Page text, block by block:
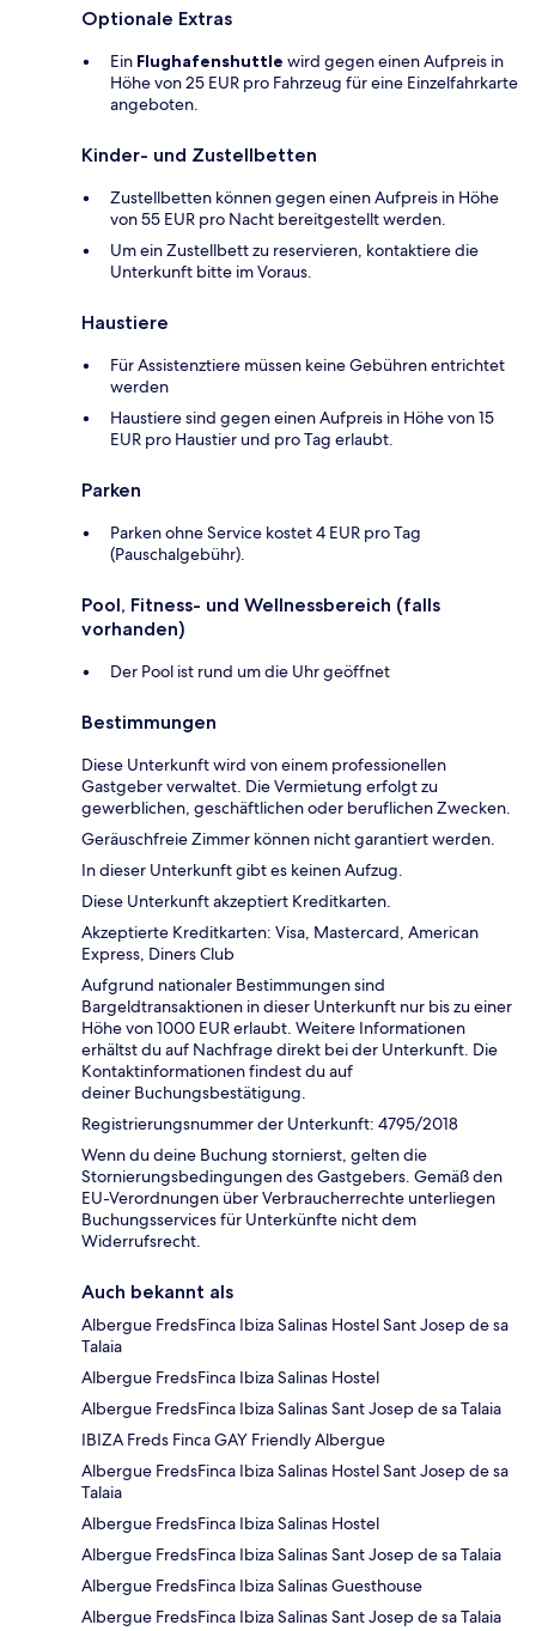
Optionale Extras
Ein Flughafenshuttle wird gegen einen Aufpreis in
Höhe von 25 EUR pro Fahrzeug für eine Einzelfahrkarte
angeboten.
Kinder- und Zustellbetten
Zustellbetten können gegen einen Aufpreis in Höhe
von 55 EUR pro Nacht bereitgestellt werden.
Um ein Zustellbett zu reservieren, kontaktiere die
Unterkunft bitte im Voraus.
Haustiere
Für Assistenztiere müssen keine Gebühren entrichtet
werden
Haustiere sind gegen einen Aufpreis in Höhe von 15
EUR pro Haustier und pro Tag erlaubt.
Parken
Parken ohne Service kostet 4 EUR pro Tag
(Pauschalgebühr).
Pool, Fitness- und Wellnessbereich (falls
vorhanden)
Der Pool ist rund um die Uhr geöffnet
Bestimmungen
Diese Unterkunft wird von einem professionellen
Gastgeber verwaltet. Die Vermietung erfolgt zu
gewerblichen, geschäftlichen oder beruflichen Zwecken.
Geräuschfreie Zimmer können nicht garantiert werden.
In dieser Unterkunft gibt es keinen Aufzug.
Diese Unterkunft akzeptiert Kreditkarten.
Akzeptierte Kreditkarten: Visa, Mastercard, American
Express, Diners Club
Aufgrund nationaler Bestimmungen sind
Bargeldtransaktionen in dieser Unterkunft nur bis zu einer
Höhe von 1000 EUR erlaubt. Weitere Informationen
erhältst du auf Nachfrage direkt bei der Unterkunft. Die
Kontaktinformationen findest du auf
deiner Buchungsbestätigung.
Registrierungsnummer der Unterkunft: 4795/2018
Wenn du deine Buchung stornierst, gelten die
Stornierungsbedingungen des Gastgebers. Gemäß den
EU-Verordnungen über Verbraucherrechte unterliegen
Buchungsservices für Unterkünfte nicht dem
Widerrufsrecht.
Auch bekannt als
Albergue FredsFinca Ibiza Salinas Hostel Sant Josep de sa
Talaia
Albergue FredsFinca Ibiza Salinas Hostel
Albergue FredsFinca Ibiza Salinas Sant Josep de sa Talaia
IBIZA Freds Finca GAY Friendly Albergue
Albergue FredsFinca Ibiza Salinas Hostel Sant Josep de sa
Talaia
Albergue FredsFinca Ibiza Salinas Hostel
Albergue FredsFinca Ibiza Salinas Sant Josep de sa Talaia
Albergue FredsFinca Ibiza Salinas Guesthouse
Albergue FredsFinca Ibiza Salinas Sant Josep de sa Talaia